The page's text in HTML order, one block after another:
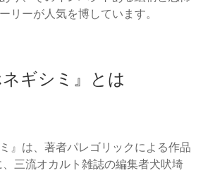
リーが人気を博しています。
ネギシミ』とは
』は、著者パレゴリックによる作品
三流オカルト雑誌の編集者犬吠埼